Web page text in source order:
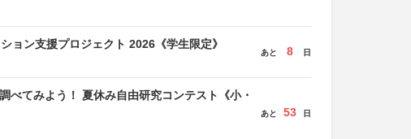
ョン支援プロジェクト 2026《学生限定》
あと 8 日
べてみよう！ 夏休み自由研究コンテスト《小・
あと 53 日